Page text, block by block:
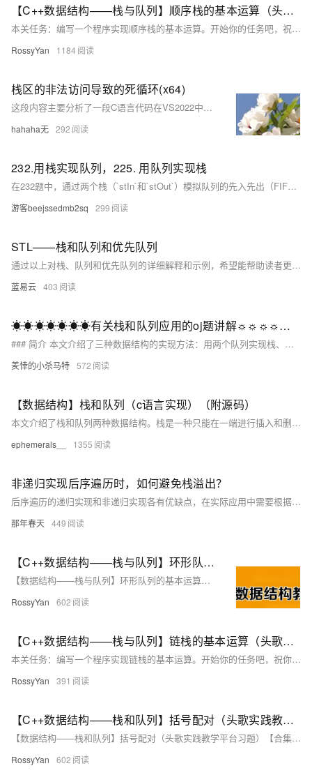
【C++数据结构——栈与队列】顺序栈的基本运算（头歌实践教学平台习题）【合集】
本关任务：编写一个程序实现顺序栈的基本运算。开始你的任务吧，祝你成功！​ 相关知识 初始化栈 销毁栈 判断栈是否为空 进栈 出栈 取栈顶元素 1.初始化栈 概念：初始化栈是为栈的使用做准备，包括分配内存空间（如果是动态分配）和设置栈的初始状态。栈有顺序栈和链式栈两种常见形式。对于顺序栈，通常需要定义一个数组来存储栈元素，并设置一个变量来记录栈顶位置；对于链式栈，需要定义节点结构，包含数据域和指针域，同时初始化栈顶指针。 示例（顺序栈）： 以下是一个简单的顺序栈初始化示例，假设用C语言实现，栈中存储
RossyYan 1184
栈区的非法访问导致的死循环(x64)
这段内容主要分析了一段C语言代码在VS2022中形成死循环的原因，涉及栈区内存布局和数组越界问题。代码中`arr[15]`越界访问，修改了变量`i`的值，导致`for`循环条件始终为真，形成死循环。原因是VS2022栈区从低地址到高地址分配内存，`arr`数组与`i`相邻，`arr[15]`恰好覆盖`i`的地址。而在VS2019中，栈区先分配高地址再分配低地址，因此相同代码表现不同。这说明编译器对栈区内存分配顺序的实现差异会导致程序行为不一致，需避免数组越界以确保代码健壮性。
hahaha无 292
232.用栈实现队列，225. 用队列实现栈
在232题中，通过两个栈（`stIn`和`stOut`）模拟队列的先入先出（FIFO）行为。`push`操作将元素压入`stIn`，`pop`和`peek`操作则通过将`stIn`的元素转移到`stOut`来实现队列的顺序访问。 225题则是利用单个队列（`que`）模拟栈的后入先出（LIFO）特性。通过多次调整队列头部元素的位置，确保弹出顺序符合栈的要求。`top`操作直接返回队列尾部元素，`empty`判断队列是否为空。 两题均仅使用基础数据结构操作，展示了栈与队列之间的转换逻辑。
游客beejssedmb2sq 299
STL——栈和队列和优先队列
通过以上对栈、队列和优先队列的详细解释和示例，希望能帮助读者更好地理解和应用这些重要的数据结构。
蓝易云 403
☀☀☀☀☀☀☀有关栈和队列应用的oj题讲解☼☼☼☼☼☼☼
### 简介 本文介绍了三种数据结构的实现方法：用两个队列实现栈、用两个栈实现队列以及设计循环队列。具体思路如下： 1. **用两个队列实现栈**： - 插入元素时，选择非空队列进行插入。 - 移除栈顶元素时，将非空队列中的元素依次转移到另一个队列，直到只剩下一个元素，然后弹出该元素。 - 判空条件为两个队列均为空。 2. **用两个栈实现队列**： - 插入元素时，选择非空栈进行插入。 - 移除队首元素时，将非空栈中的元素依次转移到另一个栈，再将这些元素重新放回原栈以保持顺序。 - 判空条件为两个栈均为空。
羑悻的小杀马特 572
【数据结构】栈和队列（c语言实现）（附源码）
本文介绍了栈和队列两种数据结构。栈是一种只能在一端进行插入和删除操作的线性表，遵循“先进后出”原则；队列则在一端插入、另一端删除，遵循“先进先出”原则。文章详细讲解了栈和队列的结构定义、方法声明及实现，并提供了完整的代码示例。栈和队列在实际应用中非常广泛，如二叉树的层序遍历和快速排序的非递归实现等。
ephemerals__ 1355
非递归实现后序遍历时，如何避免栈溢出？
后序遍历的递归实现和非递归实现各有优缺点，在实际应用中需要根据具体的问题需求、二叉树的特点以及性能和空间的限制等因素来选择合适的实现方式。
那年春天 449
【C++数据结构——栈与队列】环形队列的基本运算（头歌实践教学平台习题）【合集】
【数据结构——栈与队列】环形队列的基本运算（头歌实践教学平台习题）【合集】初始化队列、销毁队列、判断队列是否为空、进队列、出队列等。本关任务：编写一个程序实现环形队列的基本运算。(6)出队列序列:yzopq2*(5)依次进队列元素:opq2*(6)出队列序列:bcdef。(2)依次进队列元素:abc。(5)依次进队列元素:def。(2)依次进队列元素:xyz。开始你的任务吧，祝你成功！(4)出队一个元素a。(4)出队一个元素x。
RossyYan 602
【C++数据结构——栈与队列】链栈的基本运算（头歌实践教学平台习题）【合集】
本关任务：编写一个程序实现链栈的基本运算。开始你的任务吧，祝你成功！​ 相关知识 初始化栈 销毁栈 判断栈是否为空 进栈 出栈 取栈顶元素 初始化栈 概念：初始化栈是为栈的使用做准备，包括分配内存空间（如果是动态分配）和设置栈的初始状态。栈有顺序栈和链式栈两种常见形式。对于顺序栈，通常需要定义一个数组来存储栈元素，并设置一个变量来记录栈顶位置；对于链式栈，需要定义节点结构，包含数据域和指针域，同时初始化栈顶指针。 示例（顺序栈）： 以下是一个简单的顺序栈初始化示例，假设用C语言实现，栈中存储整数，最大
RossyYan 391
【C++数据结构——栈和队列】括号配对（头歌实践教学平台习题）【合集】
【数据结构——栈和队列】括号配对（头歌实践教学平台习题）【合集】（1）遇到左括号：进栈Push()（2）遇到右括号：若栈顶元素为左括号，则出栈Pop()；否则返回false。（3）当遍历表达式结束，且栈为空时，则返回true，否则返回false。本关任务：编写一个程序利用栈判断左、右圆括号是否配对。为了完成本关任务，你需要掌握：栈对括号的处理。（1）遇到左括号：进栈Push()开始你的任务吧，祝你成功！测试输入：(()))
RossyYan 602